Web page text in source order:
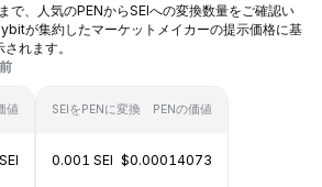
、人気のPENからSEIへの変換数量をご確認い
が集約したマーケットメイカーの提示価格に基
れます。
値 SEIをPENに変換 PENの価値
0.001 SEI $0.00014073